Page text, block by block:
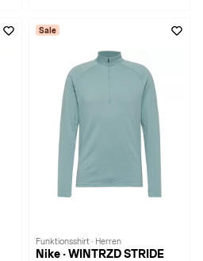
Sale
Funktionsshirt · Herren
Nike · WINTRZD STRIDE